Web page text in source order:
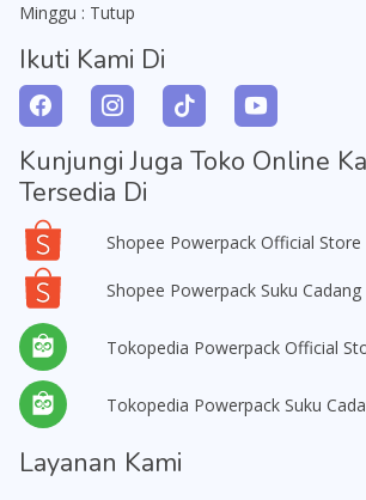
Minggu : Tutup
Ikuti Kami Di
Kunjungi Juga Toko Online
Tersedia Di
Shopee Powerpack Official Store
Shopee Powerpack Suku Cadang
Tokopedia Powerpack Official
Tokopedia Powerpack Suku
Layanan Kami